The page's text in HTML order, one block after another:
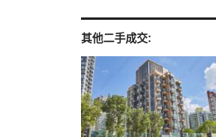
其他二手成交: